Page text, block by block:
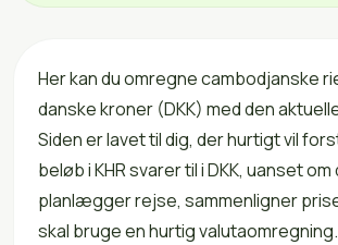
Her kan du omregne cambodjanske
danske kroner (DKK) med den
Siden er lavet til dig, der hurtigt vil
beløb i KHR svarer til i DKK, uanset om
planlægger rejse, sammenligner
skal bruge en hurtig valutaomregning.